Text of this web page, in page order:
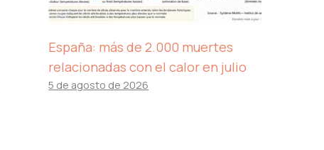
España: más de 2.000 muertes
relacionadas con el calor en julio
5 de agosto de 2026